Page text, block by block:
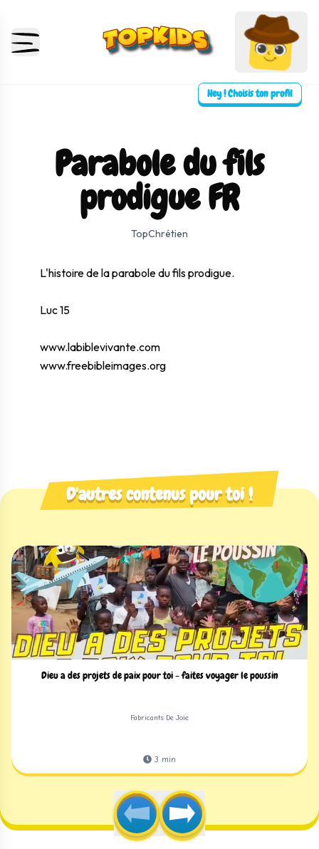
Hey ! Choisis ton profil
Parabole du fils
prodigue FR
TopChrétien
0:00
L'histoire de la parabole du fils prodigue.
Luc 15
www.labiblevivante.com
www.freebibleimages.org
D'autres contenus pour toi !
Dieu a des projets de paix pour toi - faites voyager le poussin
Fabricants De Joie
3 min